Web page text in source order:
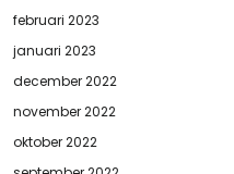
februari 2023
januari 2023
december 2022
november 2022
oktober 2022